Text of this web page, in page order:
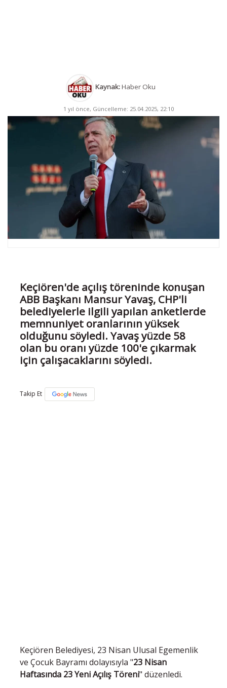
Kaynak:Haber Oku
1 yıl önce, Güncelleme: 25.04.2025, 22:10
Keçiören'de açılış töreninde konuşan
ABB Başkanı Mansur Yavaş, CHP'li
belediyelerle ilgili yapılan anketlerde
memnuniyet oranlarının yüksek
olduğunu söyledi. Yavaş yüzde 58
olan bu oranı yüzde 100'e çıkarmak
için çalışacaklarını söyledi.
Takip Et
Keçiören Belediyesi, 23 Nisan Ulusal Egemenlik
ve Çocuk Bayramı dolayısıyla "23 Nisan
Haftasında 23 Yeni Açılış Töreni" düzenledi.